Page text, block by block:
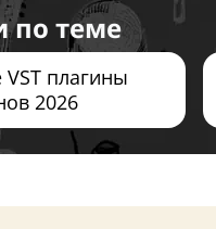
по теме
плагины
2026